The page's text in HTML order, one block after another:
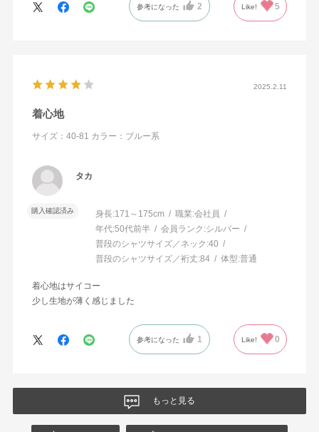
長々と熱く語ってしまいました（笑）
参考になった 2 Like! 5
2025.2.11
着心地
サイズ：40-81 カラー：ブルー系
タカ
購入確認済み 身長:171～175cm 職業:会社員
年代:50代前半 会員ランク:シルバー
普段のシャツサイズ／ネック:40
普段のシャツサイズ／裄丈:84 体型:普通
着心地はサイコー
少し生地が薄く感じました
参考になった 1 Like! 0
もっと見る